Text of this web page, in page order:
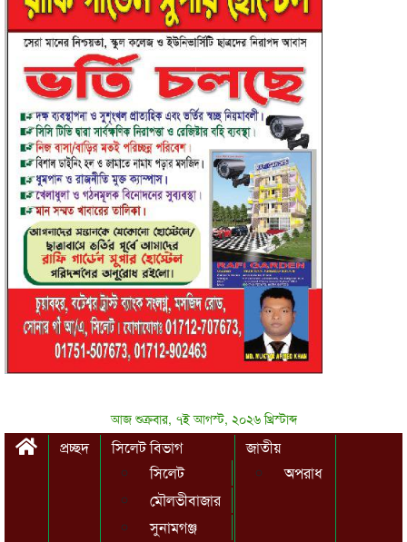
আজ শুক্রবার, ৭ই আগস্ট, ২০২৬ খ্রিস্টাব্দ
প্রচ্ছদ
সিলেট বিভাগ
সিলেট
মৌলভীবাজার
সুনামগঞ্জ
জাতীয়
অপরাধ